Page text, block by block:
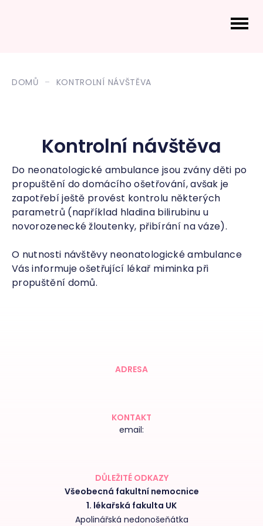
DOMŮ KONTROLNÍ NÁVŠTĚVA
Kontrolní návštěva
Do neonatologické ambulance jsou zvány děti po
propuštění do domácího ošetřování, avšak je
zapotřebí ještě provést kontrolu některých
parametrů (například hladina bilirubinu u
novorozenecké žloutenky, přibírání na váze).
O nutnosti návštěvy neonatologické ambulance
Vás informuje ošetřující lékař miminka při
propuštění domů.
ADRESA
KONTAKT
email:
DŮLEŽITÉ ODKAZY
Všeobecná fakultní nemocnice
1. lékařská fakulta UK
Apolinářská nedonošeňátka